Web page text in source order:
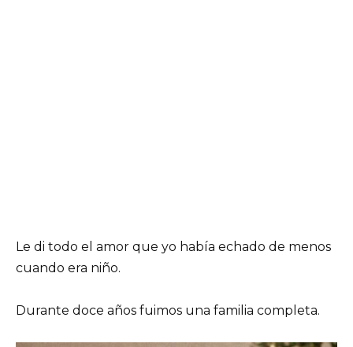
Le di todo el amor que yo había echado de menos
cuando era niño.
Durante doce años fuimos una familia completa.